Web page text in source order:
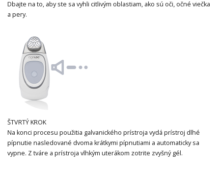
Dbajte na to, aby ste sa vyhli citlivým oblastiam, ako sú oči, očné viečka
a pery.
ŠTVRTÝ KROK
Na konci procesu použitia galvanického prístroja vydá prístroj dlhé
pípnutie nasledované dvoma krátkymi pípnutiami a automaticky sa
vypne. Z tváre a prístroja vlhkým uterákom zotrite zvyšný gél.